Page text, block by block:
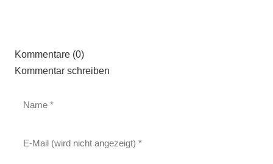
Kommentare (0)
Kommentar schreiben